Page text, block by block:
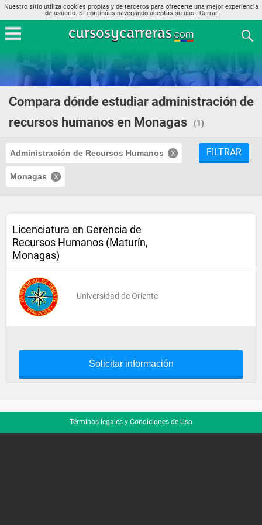
Nuestro sitio utiliza cookies propias y de terceros para ofrecerte una mejor experiencia
de usuario. Si continúas navegando aceptás su uso.. Cerrar
Compara dónde estudiar administración de
recursos humanos en Monagas
(1)
Administración de Recursos Humanos
Monagas
FILTRAR
Licenciatura en Gerencia de
Recursos Humanos (Maturín,
Monagas)
Universidad de Oriente
Solicitar información
Términos legales y Condiciones de Uso